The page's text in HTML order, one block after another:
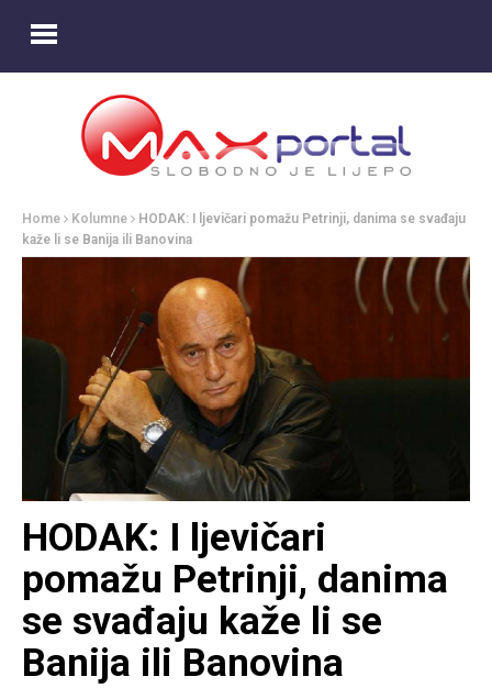
Home Kolumne
HODAK: I ljevičari pomažu Petrinji, danima se svađaju
kaže li se Banija ili Banovina
HODAK: I ljevičari
pomažu Petrinji, danima
se svađaju kaže li se
Banija ili Banovina